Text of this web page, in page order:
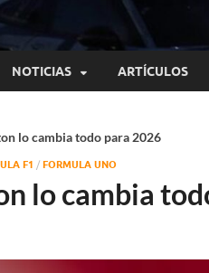
NOTICIAS ARTÍCULOS
lo cambia todo para 2026
F1 / FORMULA UNO
lo cambia